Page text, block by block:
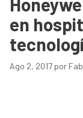
en
Ago 2, 2017 por